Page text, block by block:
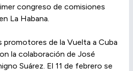
congreso de comisiones
La Habana.
promotores de la Vuelta a Cuba
la colaboración de José
Suárez. El 11 de febrero se